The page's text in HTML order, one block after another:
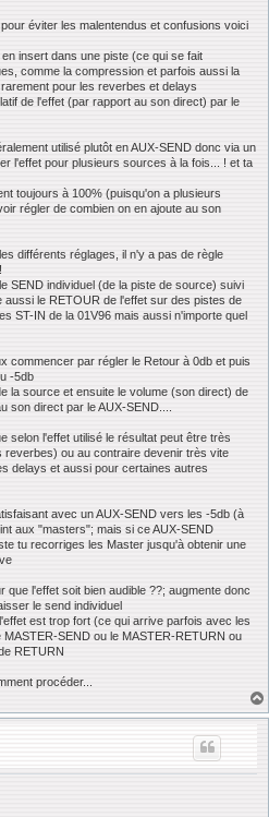
éviter les malentendus et confusions voici
insert dans une piste (ce qui se fait
comme la compression et parfois aussi la
pour les reverbes et delays
de l'effet (par rapport au son direct) par le
utilisé plutôt en AUX-SEND donc via un
l'effet pour plusieurs sources à la fois... ! et ta
toujours à 100% (puisqu'on a plusieurs
régler de combien on en ajoute au son
différents réglages, il n'y a pas de règle
SEND individuel (de la piste de source) suivi
le RETOUR de l'effet sur des pistes de
ST-IN de la 01V96 mais aussi n'importe quel
commencer par régler le Retour à 0db et puis
-5db
la source et ensuite le volume (son direct) de
son direct par le AUX-SEND....
selon l'effet utilisé le résultat peut être très
ou au contraire devenir très vite
delays et aussi pour certaines autres
avec un AUX-SEND vers les -5db (à
aux "masters"; mais si ce AUX-SEND
tu recorriges les Master jusqu'à obtenir une
l'effet soit bien audible ??; augmente donc
le send individuel
est trop fort (ce qui arrive parfois avec les
SEND ou le MASTER-RETURN ou
RETURN
procéder...